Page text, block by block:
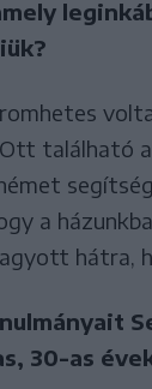
található a
a
hátra,
30-as